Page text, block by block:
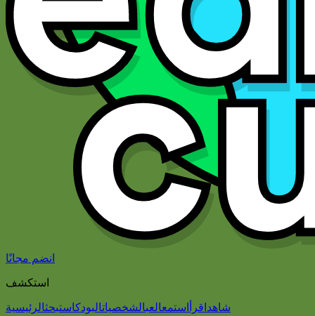
انضم مجانًا
استكشف
شاهد اقرأ استمعالعبالشخصياتالبودكاستبحثالرئيسية